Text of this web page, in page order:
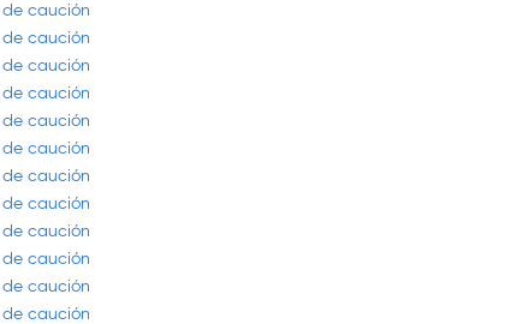
de caución
de caución
de caución
de caución
de caución
de caución
de caución
de caución
de caución
de caución
de caución
de caución